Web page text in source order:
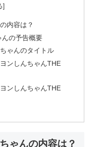
内容は？
の予告概要
ゃんのタイトル
ンしんちゃんTHE
ンしんちゃんTHE
ゃんの内容は？